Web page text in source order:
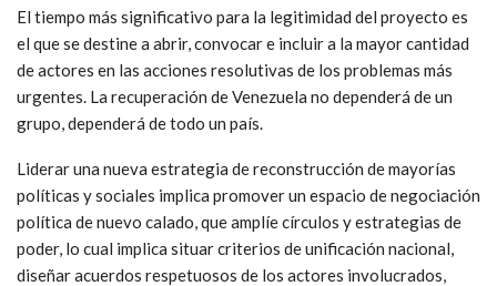
El tiempo más significativo para la legitimidad del proyecto es
el que se destine a abrir, convocar e incluir a la mayor cantidad
de actores en las acciones resolutivas de los problemas más
urgentes. La recuperación de Venezuela no dependerá de un
grupo, dependerá de todo un país.
Liderar una nueva estrategia de reconstrucción de mayorías
políticas y sociales implica promover un espacio de negociación
política de nuevo calado, que amplíe círculos y estrategias de
poder, lo cual implica situar criterios de unificación nacional,
diseñar acuerdos respetuosos de los actores involucrados,